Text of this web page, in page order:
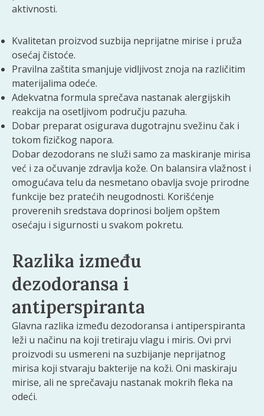
aktivnosti.
Kvalitetan proizvod suzbija neprijatne mirise i pruža
osećaj čistoće.
Pravilna zaštita smanjuje vidljivost znoja na različitim
materijalima odeće.
Adekvatna formula sprečava nastanak alergijskih
reakcija na osetljivom području pazuha.
Dobar preparat osigurava dugotrajnu svežinu čak i
tokom fizičkog napora.
Dobar dezodorans ne služi samo za maskiranje mirisa
već i za očuvanje zdravlja kože. On balansira vlažnost i
omogućava telu da nesmetano obavlja svoje prirodne
funkcije bez pratećih neugodnosti. Korišćenje
proverenih sredstava doprinosi boljem opštem
osećaju i sigurnosti u svakom pokretu.
Razlika između
dezodoransa i
antiperspiranta
Glavna razlika između dezodoransa i antiperspiranta
leži u načinu na koji tretiraju vlagu i miris. Ovi prvi
proizvodi su usmereni na suzbijanje neprijatnog
mirisa koji stvaraju bakterije na koži. Oni maskiraju
mirise, ali ne sprečavaju nastanak mokrih fleka na
odeći.